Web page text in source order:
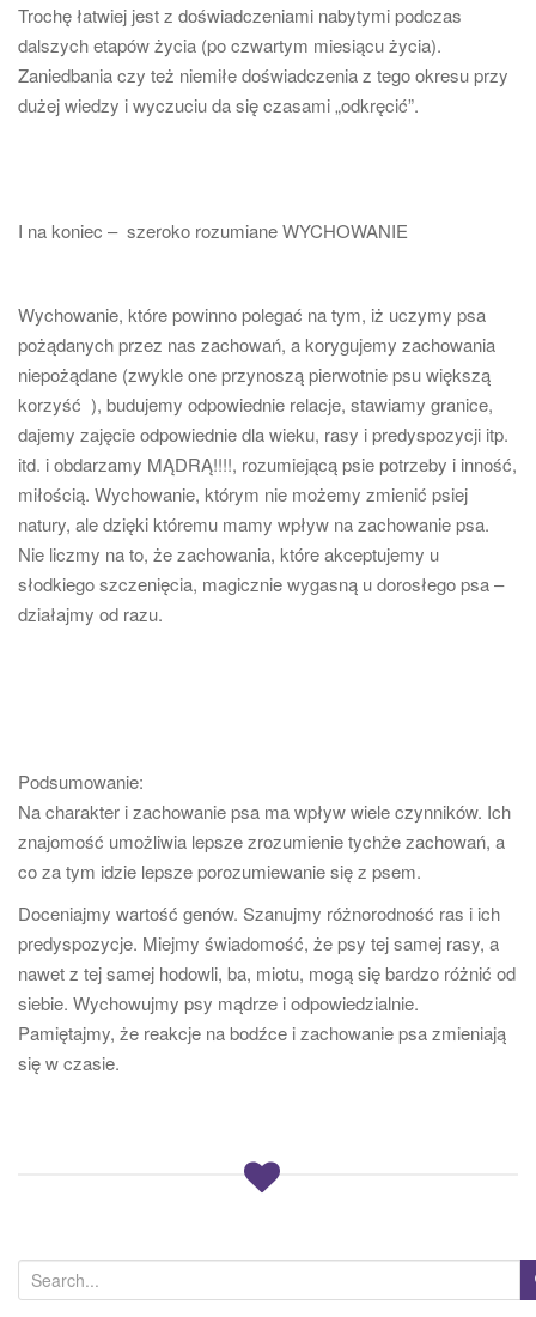
Trochę łatwiej jest z doświadczeniami nabytymi podczas
dalszych etapów życia (po czwartym miesiącu życia).
Zaniedbania czy też niemiłe doświadczenia z tego okresu przy
dużej wiedzy i wyczuciu da się czasami „odkręcić”.
I na koniec – szeroko rozumiane WYCHOWANIE
Wychowanie, które powinno polegać na tym, iż uczymy psa
pożądanych przez nas zachowań, a korygujemy zachowania
niepożądane (zwykle one przynoszą pierwotnie psu większą
korzyść ), budujemy odpowiednie relacje, stawiamy granice,
dajemy zajęcie odpowiednie dla wieku, rasy i predyspozycji itp.
itd. i obdarzamy MĄDRĄ!!!!, rozumiejącą psie potrzeby i inność,
miłością. Wychowanie, którym nie możemy zmienić psiej
natury, ale dzięki któremu mamy wpływ na zachowanie psa.
Nie liczmy na to, że zachowania, które akceptujemy u
słodkiego szczenięcia, magicznie wygasną u dorosłego psa –
działajmy od razu.
Podsumowanie:
Na charakter i zachowanie psa ma wpływ wiele czynników. Ich
znajomość umożliwia lepsze zrozumienie tychże zachowań, a
co za tym idzie lepsze porozumiewanie się z psem.
Doceniajmy wartość genów. Szanujmy różnorodność ras i ich
predyspozycje. Miejmy świadomość, że psy tej samej rasy, a
nawet z tej samej hodowli, ba, miotu, mogą się bardzo różnić od
siebie. Wychowujmy psy mądrze i odpowiedzialnie.
Pamiętajmy, że reakcje na bodźce i zachowanie psa zmieniają
się w czasie.
e